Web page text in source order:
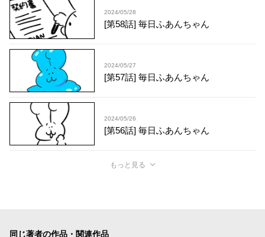
2024/05/28
[第58話] 毎日ふあんちゃん
2024/05/27
[第57話] 毎日ふあんちゃん
2024/05/26
[第56話] 毎日ふあんちゃん
もっと見る
同じ著者の作品・関連作品